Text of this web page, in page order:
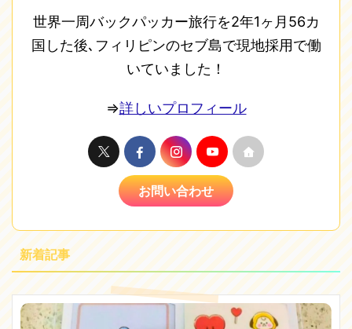
世界一周バックパッカー旅行を2年1ヶ月56カ
国した後､フィリピンのセブ島で現地採用で働
いていました！
⇒詳しいプロフィール
お問い合わせ
新着記事